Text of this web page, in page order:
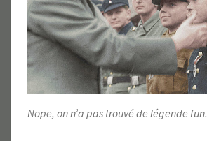
Nope, on n’a pas trouvé de légende fun.